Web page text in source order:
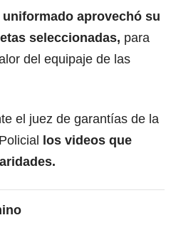
uniformado aprovechó su
seleccionadas, para
del equipaje de las
el juez de garantías de la
los videos que